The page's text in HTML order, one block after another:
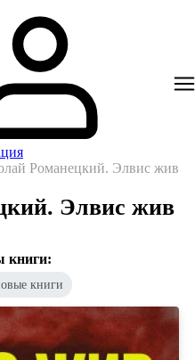
Романецкий. Элвис жив
Элвис жив
книги